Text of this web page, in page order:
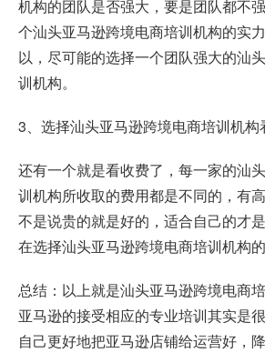
机构的团队是否强大，要是团队都不
个汕头亚马逊跨境电商培训机构的实
以，尽可能的选择一个团队强大的汕
训机构。
3、选择汕头亚马逊跨境电商培训机构
还有一个就是看收费了，每一家的汕
训机构所收取的费用都是不同的，有
不是说贵的就是好的，适合自己的才
在选择汕头亚马逊跨境电商培训机构的
总结：以上就是汕头亚马逊跨境电商
亚马逊的接受相应的专业培训其实是
自己更好地把亚马逊店铺给运营好，